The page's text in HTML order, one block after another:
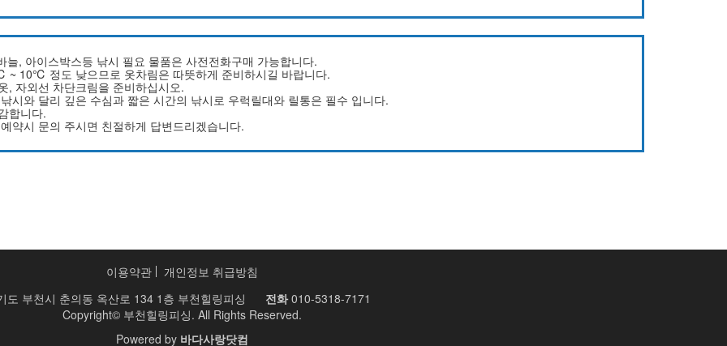
늘, 아이스박스등 낚시 필요 물품은 사전전화구매 가능합니다.
~ 10℃ 정도 낮으므로 옷차림은 따뜻하게 준비하시길 바랍니다.
, 자외선 차단크림을 준비하십시오.
시와 달리 깊은 수심과 짧은 시간의 낚시로 우럭릴대와 릴통은 필수 입니다.
합니다.
약시 문의 주시면 친절하게 답변드리겠습니다.
이용약관
개인정보 취급방침
도 부천시 춘의동 옥산로 134 1층 부천힐링피싱
전화010-5318-7171
Copyright© 부천힐링피싱. All Rights Reserved.
Powered by 바다사랑닷컴